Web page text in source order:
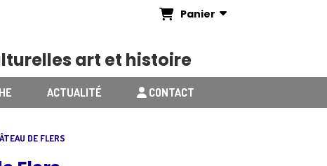
art et histoire
Panier
ACTUALITÉ CONTACT
DE FLERS